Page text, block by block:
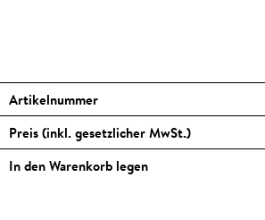
Artikelnummer
Preis (inkl. gesetzlicher MwSt.)
In den Warenkorb legen